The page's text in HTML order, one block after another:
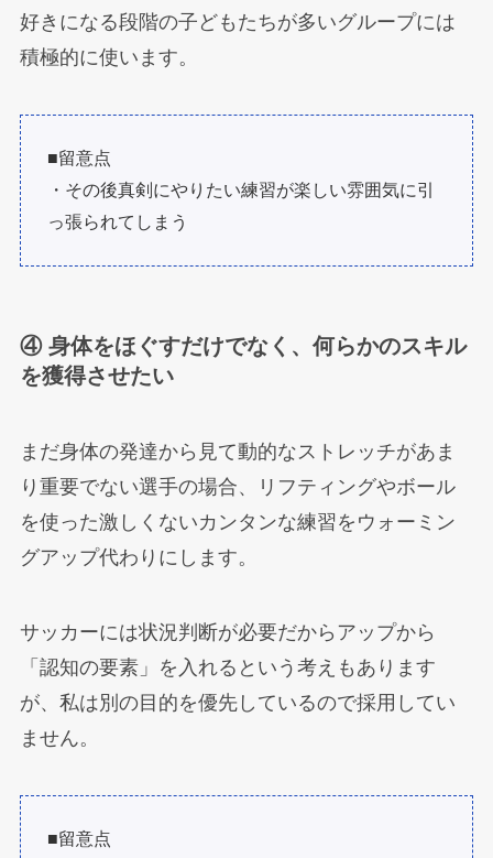
好きになる段階の子どもたちが多いグループには
積極的に使います。
■留意点
・その後真剣にやりたい練習が楽しい雰囲気に引
っ張られてしまう
④ 身体をほぐすだけでなく、何らかのスキル
を獲得させたい
まだ身体の発達から見て動的なストレッチがあま
り重要でない選手の場合、リフティングやボール
を使った激しくないカンタンな練習をウォーミン
グアップ代わりにします。
サッカーには状況判断が必要だからアップから
「認知の要素」を入れるという考えもあります
が、私は別の目的を優先しているので採用してい
ません。
■留意点